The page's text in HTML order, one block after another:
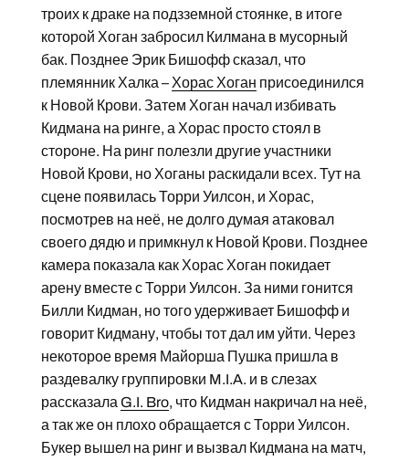
троих к драке на подзземной стоянке, в итоге
которой Хоган забросил Килмана в мусорный
бак. Позднее Эрик Бишофф сказал, что
племянник Халка – Хорас Хоган присоединился
к Новой Крови. Затем Хоган начал избивать
Кидмана на ринге, а Хорас просто стоял в
стороне. На ринг полезли другие участники
Новой Крови, но Хоганы раскидали всех. Тут на
сцене появилась Торри Уилсон, и Хорас,
посмотрев на неё, не долго думая атаковал
своего дядю и примкнул к Новой Крови. Позднее
камера показала как Хорас Хоган покидает
арену вместе с Торри Уилсон. За ними гонится
Билли Кидман, но того удерживает Бишофф и
говорит Кидману, чтобы тот дал им уйти. Через
некоторое время Майорша Пушка пришла в
раздевалку группировки M.I.A. и в слезах
рассказала G.I. Bro, что Кидман накричал на неё,
а так же он плохо обращается с Торри Уилсон.
Букер вышел на ринг и вызвал Кидмана на матч,